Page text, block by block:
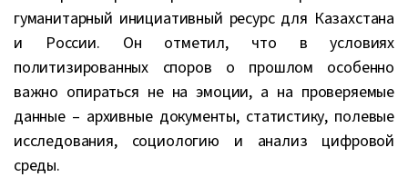
гуманитарный инициативный ресурс для Казахстана
и России. Он отметил, что в условиях
политизированных споров о прошлом особенно
важно опираться не на эмоции, а на проверяемые
данные – архивные документы, статистику, полевые
исследования, социологию и анализ цифровой
среды.